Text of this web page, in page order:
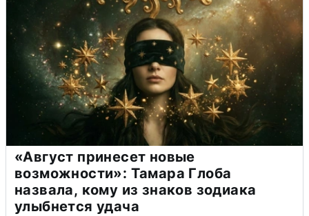
«Август принесет новые
возможности»: Тамара Глоба
назвала, кому из знаков зодиака
улыбнется удача